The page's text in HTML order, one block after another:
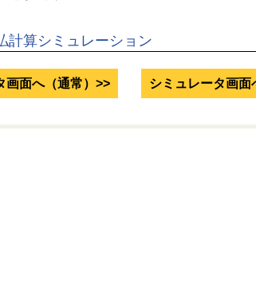
計算シミュレーション
画面へ（通常）>> シミュレータ画面